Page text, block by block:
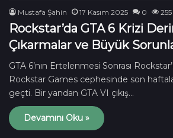
Mustafa Şahin 17 Kasım 2025 0 255
Rockstar’da GTA 6 Krizi
Çıkarmalar ve Büyük
GTA 6’nın Ertelenmesi Sonrası
Rockstar Games cephesinde son
geçti. Bir yandan GTA VI çıkış…
Devamını Oku »